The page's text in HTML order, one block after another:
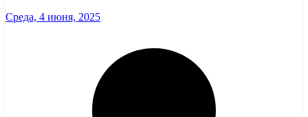
Среда, 4 июня, 2025